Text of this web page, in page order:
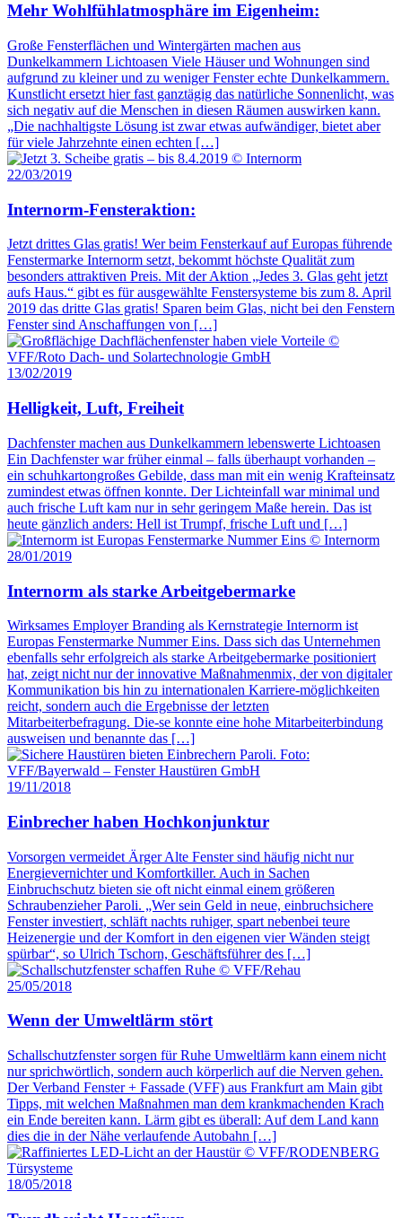
Mehr Wohlfühlatmosphäre im Eigenheim:
Große Fensterflächen und Wintergärten machen aus
Dunkelkammern Lichtoasen Viele Häuser und Wohnungen sind
aufgrund zu kleiner und zu weniger Fenster echte Dunkelkammern.
Kunstlicht ersetzt hier fast ganztägig das natürliche Sonnenlicht, was
sich negativ auf die Menschen in diesen Räumen auswirken kann.
„Die nachhaltigste Lösung ist zwar etwas aufwändiger, bietet aber
für viele Jahrzehnte einen echten […]
22/03/2019
Internorm-Fensteraktion:
Jetzt drittes Glas gratis! Wer beim Fensterkauf auf Europas führende
Fenstermarke Internorm setzt, bekommt höchste Qualität zum
besonders attraktiven Preis. Mit der Aktion „Jedes 3. Glas geht jetzt
aufs Haus.“ gibt es für ausgewählte Fenstersysteme bis zum 8. April
2019 das dritte Glas gratis! Sparen beim Glas, nicht bei den Fenstern
Fenster sind Anschaffungen von […]
13/02/2019
Helligkeit, Luft, Freiheit
Dachfenster machen aus Dunkelkammern lebenswerte Lichtoasen
Ein Dachfenster war früher einmal – falls überhaupt vorhanden –
ein schuhkartongroßes Gebilde, dass man mit ein wenig Krafteinsatz
zumindest etwas öffnen konnte. Der Lichteinfall war minimal und
auch frische Luft kam nur in sehr geringem Maße herein. Das ist
heute gänzlich anders: Hell ist Trumpf, frische Luft und […]
28/01/2019
Internorm als starke Arbeitgebermarke
Wirksames Employer Branding als Kernstrategie Internorm ist
Europas Fenstermarke Nummer Eins. Dass sich das Unternehmen
ebenfalls sehr erfolgreich als starke Arbeitgebermarke positioniert
hat, zeigt nicht nur der innovative Maßnahmenmix, der von digitaler
Kommunikation bis hin zu internationalen Karriere-möglichkeiten
reicht, sondern auch die Ergebnisse der letzten
Mitarbeiterbefragung. Die-se konnte eine hohe Mitarbeiterbindung
ausweisen und benannte das […]
19/11/2018
Einbrecher haben Hochkonjunktur
Vorsorgen vermeidet Ärger Alte Fenster sind häufig nicht nur
Energievernichter und Komfortkiller. Auch in Sachen
Einbruchschutz bieten sie oft nicht einmal einem größeren
Schraubenzieher Paroli. „Wer sein Geld in neue, einbruchsichere
Fenster investiert, schläft nachts ruhiger, spart nebenbei teure
Heizenergie und der Komfort in den eigenen vier Wänden steigt
spürbar“, so Ulrich Tschorn, Geschäftsführer des […]
25/05/2018
Wenn der Umweltlärm stört
Schallschutzfenster sorgen für Ruhe Umweltlärm kann einem nicht
nur sprichwörtlich, sondern auch körperlich auf die Nerven gehen.
Der Verband Fenster + Fassade (VFF) aus Frankfurt am Main gibt
Tipps, mit welchen Maßnahmen man dem krankmachenden Krach
ein Ende bereiten kann. Lärm gibt es überall: Auf dem Land kann
dies die in der Nähe verlaufende Autobahn […]
18/05/2018